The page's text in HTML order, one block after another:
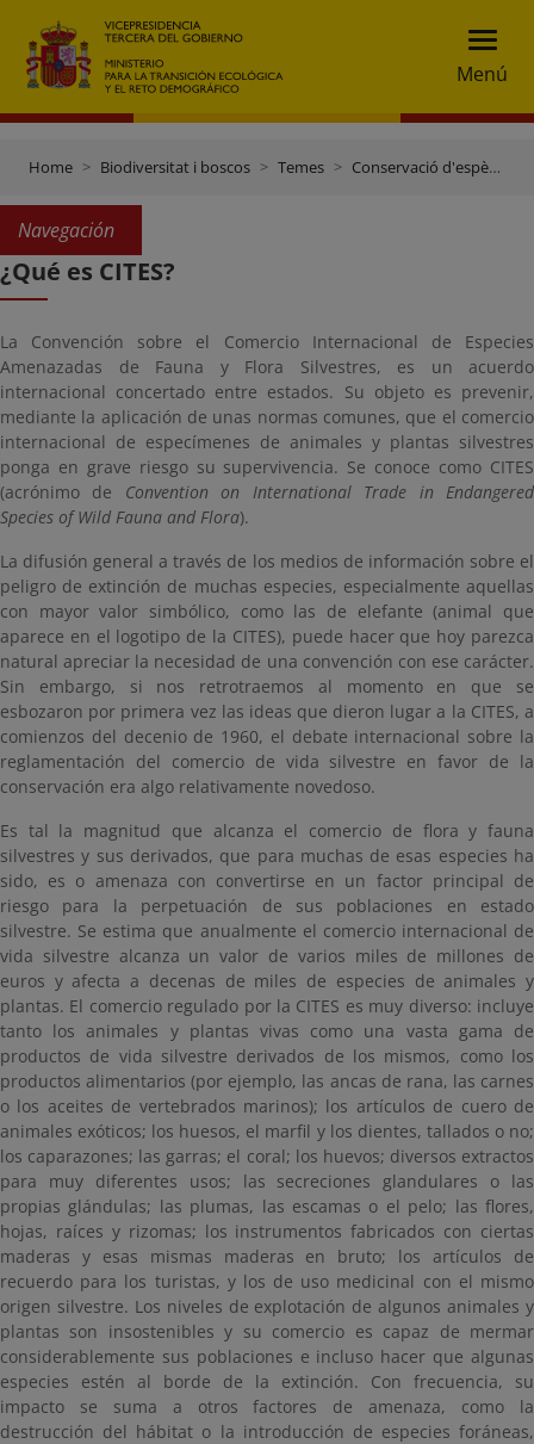
Menú
Home Biodiversitat i boscos Temes Conservació d'espècies
Navegación
¿Qué es CITES?
La Convención sobre el Comercio Internacional de Especies
Amenazadas de Fauna y Flora Silvestres, es un acuerdo
internacional concertado entre estados. Su objeto es prevenir,
mediante la aplicación de unas normas comunes, que el comercio
internacional de especímenes de animales y plantas silvestres
ponga en grave riesgo su supervivencia. Se conoce como CITES
(acrónimo de Convention on International Trade in Endangered
Species of Wild Fauna and Flora).
La difusión general a través de los medios de información sobre el
peligro de extinción de muchas especies, especialmente aquellas
con mayor valor simbólico, como las de elefante (animal que
aparece en el logotipo de la CITES), puede hacer que hoy parezca
natural apreciar la necesidad de una convención con ese carácter.
Sin embargo, si nos retrotraemos al momento en que se
esbozaron por primera vez las ideas que dieron lugar a la CITES, a
comienzos del decenio de 1960, el debate internacional sobre la
reglamentación del comercio de vida silvestre en favor de la
conservación era algo relativamente novedoso.
Es tal la magnitud que alcanza el comercio de flora y fauna
silvestres y sus derivados, que para muchas de esas especies ha
sido, es o amenaza con convertirse en un factor principal de
riesgo para la perpetuación de sus poblaciones en estado
silvestre. Se estima que anualmente el comercio internacional de
vida silvestre alcanza un valor de varios miles de millones de
euros y afecta a decenas de miles de especies de animales y
plantas. El comercio regulado por la CITES es muy diverso: incluye
tanto los animales y plantas vivas como una vasta gama de
productos de vida silvestre derivados de los mismos, como los
productos alimentarios (por ejemplo, las ancas de rana, las carnes
o los aceites de vertebrados marinos); los artículos de cuero de
animales exóticos; los huesos, el marfil y los dientes, tallados o no;
los caparazones; las garras; el coral; los huevos; diversos extractos
para muy diferentes usos; las secreciones glandulares o las
propias glándulas; las plumas, las escamas o el pelo; las flores,
hojas, raíces y rizomas; los instrumentos fabricados con ciertas
maderas y esas mismas maderas en bruto; los artículos de
recuerdo para los turistas, y los de uso medicinal con el mismo
origen silvestre. Los niveles de explotación de algunos animales y
plantas son insostenibles y su comercio es capaz de mermar
considerablemente sus poblaciones e incluso hacer que algunas
especies estén al borde de la extinción. Con frecuencia, su
impacto se suma a otros factores de amenaza, como la
destrucción del hábitat o la introducción de especies foráneas,